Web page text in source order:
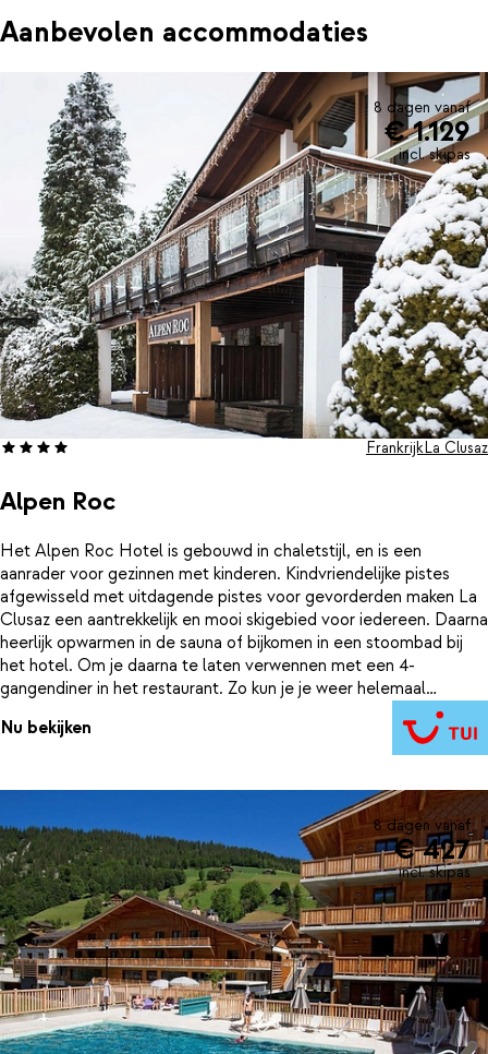
Aanbevolen accommodaties
8 dagen vanaf
€ 1.129
incl. skipas
Alpen Roc
FrankrijkLa Clusaz
Het Alpen Roc Hotel is gebouwd in chaletstijl, en is een
aanrader voor gezinnen met kinderen. Kindvriendelijke pistes
afgewisseld met uitdagende pistes voor gevorderden maken La
Clusaz een aantrekkelijk en mooi skigebied voor iedereen. Daarna
heerlijk opwarmen in de sauna of bijkomen in een stoombad bij
het hotel. Om je daarna te laten verwennen met een 4-
gangendiner in het restaurant. Zo kun je je weer helemaal
opladen voor de volgende sportieve dag op de pistes. En dit
alles op maar 100 meter van de gezellige bars en winkeltjes die je
Nu bekijken
8 dagen vanaf
€ 427
incl. skipas